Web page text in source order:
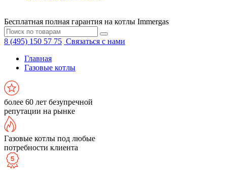
Бесплатная полная гарантия на котлы Immergas
8 (495) 150 57 75 Связаться с нами
Главная
Газовые котлы
более 60 лет безупречной
репутации на рынке
Газовые котлы под любые
потребности клиента